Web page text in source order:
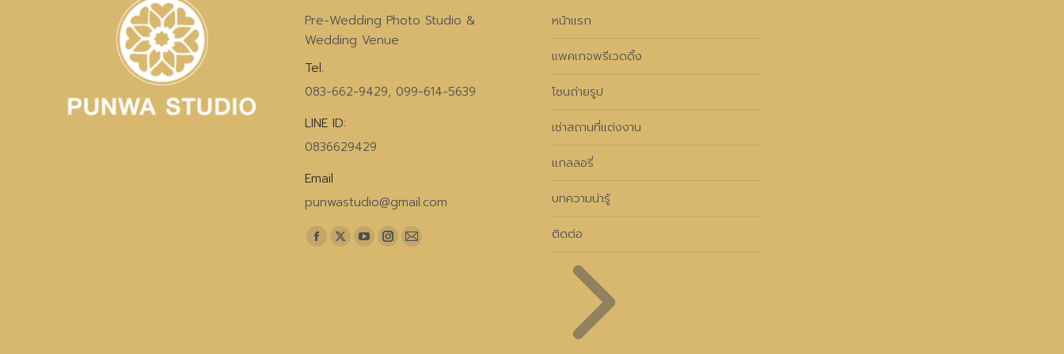
Pre-Wedding Photo Studio &
Wedding Venue
Tel.
083-662-9429, 099-614-5639
LINE ID:
0836629429
Email
punwastudio@gmail.com
Find us on:
Facebook
X
YouTube
Instagram
Mail
หน้าแรก
แพคเกจพรีเวดดิ้ง
โซนถ่ายรูป
เช่าสถานที่แต่งงาน
แกลลอรี่
บทความน่ารู้
ติดต่อ